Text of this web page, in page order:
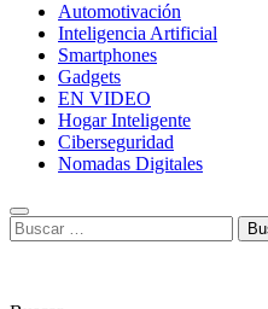
Automotivación
Inteligencia Artificial
Smartphones
Gadgets
EN VIDEO
Hogar Inteligente
Ciberseguridad
Nomadas Digitales
Buscar: